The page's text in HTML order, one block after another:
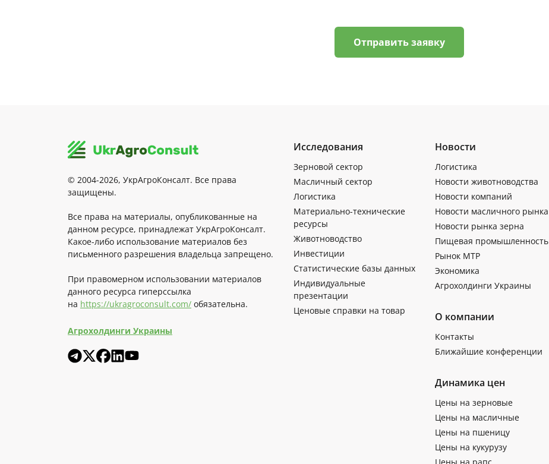
Отправить заявку
© 2004-2026, УкрАгроКонсалт. Все права
защищены.
Все права на материалы, опубликованные на
данном ресурсе, принадлежат УкрАгроКонсалт.
Какое-либо использование материалов без
письменного разрешения владельца запрещено.
При правомерном использовании материалов
данного ресурса гиперссылка
на https://ukragroconsult.com/ обязательна.
Агрохолдинги Украины
Исследования
Зерновой сектор
Масличный сектор
Логистика
Материально-технические
ресурсы
Животноводство
Инвестиции
Статистические базы данных
Индивидуальные
презентации
Ценовые справки на товар
Новости
Логистика
Новости животноводства
Новости компаний
Новости масличного рынка
Новости рынка зерна
Пищевая промышленность
Рынок МТР
Экономика
Агрохолдинги Украины
О компании
Контакты
Ближайшие конференции
Динамика цен
Цены на зерновые
Цены на масличные
Цены на пшеницу
Цены на кукурузу
Цены на рапс